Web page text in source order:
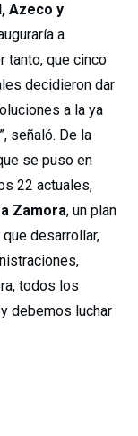
Azeco y
a
tanto, que cinco
decidieron dar
a la ya
señaló. De la
se puso en
22 actuales,
Zamora, un plan
desarrollar,
todos los
debemos luchar